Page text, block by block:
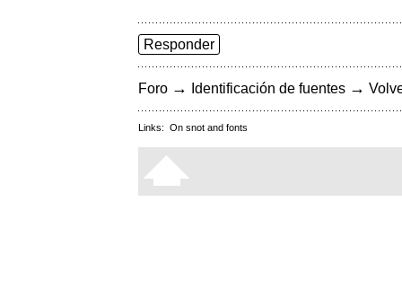
Responder
Foro → Identificación de fuentes →
Links: On snot and fonts